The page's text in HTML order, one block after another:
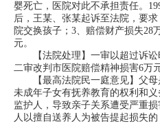
婴死亡，医院对此不承担责任。
后，王某、张某起诉至法院，要
院交换孩子；3、赔偿财产损失28
元。
【法院处理】一审以超过诉讼
二审改判市医院赔偿精神损害6万元
【最高法院民一庭意见】父母
未成年子女有抚养教育的权利和
监护人，导致亲子关系遭受严重
人以擅自送养人为被告提起损失